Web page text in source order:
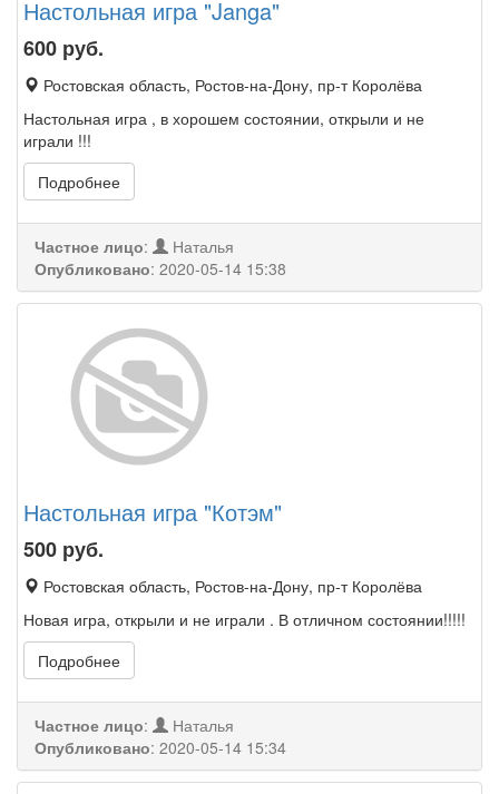
Настольная игра "Janga"
600 руб.
Ростовская область, Ростов-на-Дону, пр-т Королёва
Настольная игра , в хорошем состоянии, открыли и не
играли !!!
Подробнее
Частное лицо:
Наталья
Опубликовано: 2020-05-14 15:38
Настольная игра "Котэм"
500 руб.
Ростовская область, Ростов-на-Дону, пр-т Королёва
Новая игра, открыли и не играли . В отличном состоянии!!!!!
Подробнее
Частное лицо:
Наталья
Опубликовано: 2020-05-14 15:34